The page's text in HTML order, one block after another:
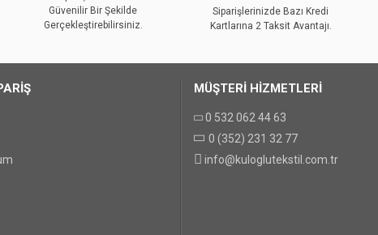
GÖNDER
Güvenilir Bir Şekilde
Gerçekleştirebilirsiniz.
Siparişlerinizde Bazı Kredi
Kartlarına 2 Taksit Avantajı.
MÜŞTERİ HİZMETLERİ
0 532 062 44 63
0 (352) 231 32 77
info@kuloglutekstil.com.tr